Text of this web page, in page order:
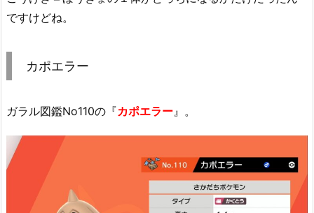
ですけどね。
カポエラー
ガラル図鑑No110の『カポエラー』。